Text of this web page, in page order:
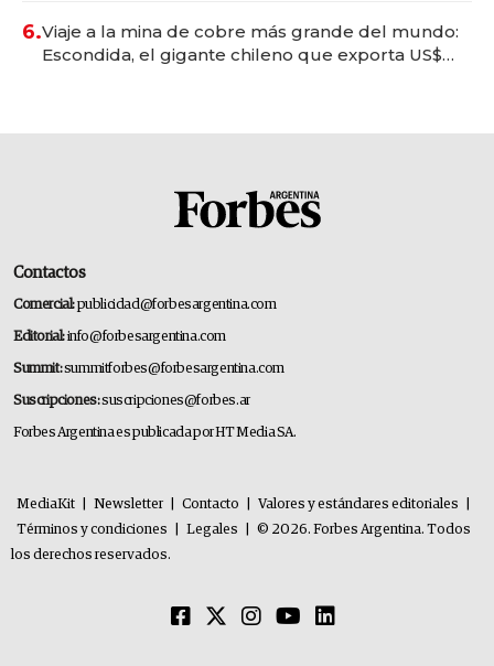
6.Viaje a la mina de cobre más grande del mundo:
Escondida, el gigante chileno que exporta US$
Contactos
Comercial:publicidad@forbesargentina.com
Editorial:info@forbesargentina.com
Summit:summitforbes@forbesargentina.com
Suscripciones:suscripciones@forbes.ar
Forbes Argentina es publicada por HT Media SA.
MediaKit Newsletter Contacto Valores y estándares editoriales
Términos y condiciones
Legales
© 2026. Forbes Argentina. Todos
los derechos reservados.